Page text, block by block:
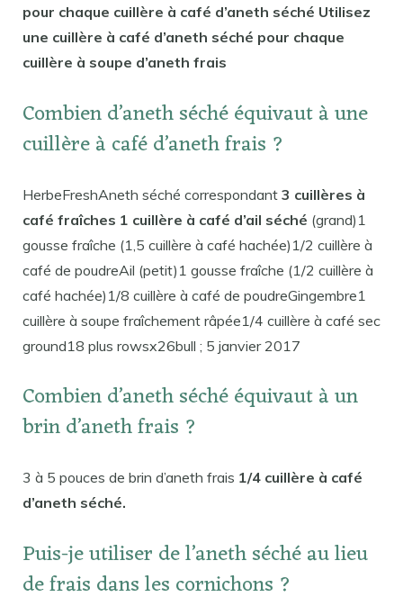
pour chaque cuillère à café d’aneth séché Utilisez
une cuillère à café d’aneth séché pour chaque
cuillère à soupe d’aneth frais
Combien d’aneth séché équivaut à une
cuillère à café d’aneth frais ?
HerbeFreshAneth séché correspondant 3 cuillères à
café fraîches 1 cuillère à café d’ail séché (grand)1
gousse fraîche (1,5 cuillère à café hachée)1/2 cuillère à
café de poudreAil (petit)1 gousse fraîche (1/2 cuillère à
café hachée)1/8 cuillère à café de poudreGingembre1
cuillère à soupe fraîchement râpée1/4 cuillère à café sec
ground18 plus rowsx26bull ; 5 janvier 2017
Combien d’aneth séché équivaut à un
brin d’aneth frais ?
3 à 5 pouces de brin d’aneth frais 1/4 cuillère à café
d’aneth séché.
Puis-je utiliser de l’aneth séché au lieu
de frais dans les cornichons ?